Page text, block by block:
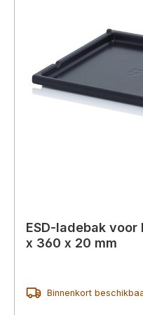
ESD-ladebak
x 360 x 20 mm
Binnenkort